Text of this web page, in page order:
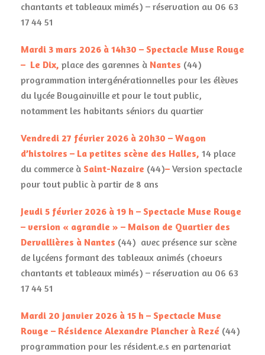
chantants et tableaux mimés) – réservation au 06 63
17 44 51
Mardi 3 mars 2026 à 14h30 – Spectacle Muse Rouge
– Le Dix, place des garennes à Nantes (44)
programmation intergénérationnelles pour les élèves
du lycée Bougainville et pour le tout public,
notamment les habitants séniors du quartier
Vendredi 27 février 2026 à 20h30 – Wagon
d’histoires – La petites scène des Halles, 14 place
du commerce à Saint-Nazaire (44)– Version spectacle
pour tout public à partir de 8 ans
Jeudi 5 février 2026 à 19 h – Spectacle Muse Rouge
– version « agrandie » – Maison de Quartier des
Dervallières à Nantes (44) avec présence sur scène
de lycéens formant des tableaux animés (choeurs
chantants et tableaux mimés) – réservation au 06 63
17 44 51
Mardi 20 janvier 2026 à 15 h – Spectacle Muse
Rouge – Résidence Alexandre Plancher à Rezé (44)
programmation pour les résident.e.s en partenariat